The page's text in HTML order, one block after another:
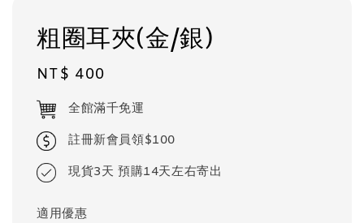
粗圈耳夾(金/銀)
Regular
price
NT$ 400
全館滿千免運
註冊新會員領$100
現貨3天 預購14天左右寄出
適用優惠